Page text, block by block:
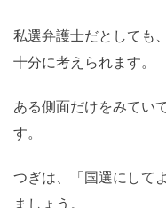
私選弁護士だとしても
十分に考えられます。
ある側面だけをみてい
す。
つぎは、「国選にして
ましょう。